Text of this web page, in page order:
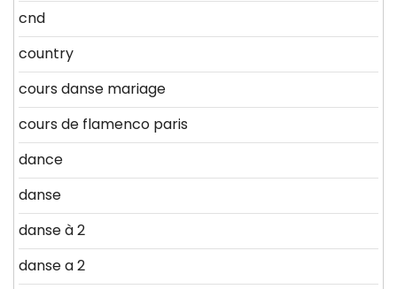
cnd
country
cours danse mariage
cours de flamenco paris
dance
danse
danse à 2
danse a 2